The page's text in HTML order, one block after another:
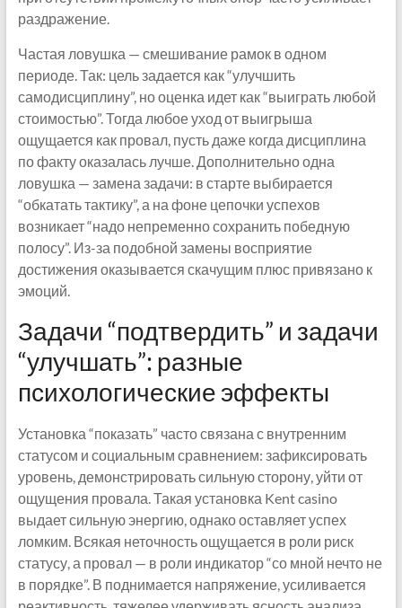
раздражение.
Частая ловушка — смешивание рамок в одном
периоде. Так: цель задается как “улучшить
самодисциплину”, но оценка идет как “выиграть любой
стоимостью”. Тогда любое уход от выигрыша
ощущается как провал, пусть даже когда дисциплина
по факту оказалась лучше. Дополнительно одна
ловушка — замена задачи: в старте выбирается
“обкатать тактику”, а на фоне цепочки успехов
возникает “надо непременно сохранить победную
полосу”. Из-за подобной замены восприятие
достижения оказывается скачущим плюс привязано к
эмоций.
Задачи “подтвердить” и задачи
“улучшать”: разные
психологические эффекты
Установка “показать” часто связана с внутренним
статусом и социальным сравнением: зафиксировать
уровень, демонстрировать сильную сторону, уйти от
ощущения провала. Такая установка Kent casino
выдает сильную энергию, однако оставляет успех
ломким. Всякая неточность ощущается в роли риск
статусу, а провал — в роли индикатор “со мной нечто не
в порядке”. В поднимается напряжение, усиливается